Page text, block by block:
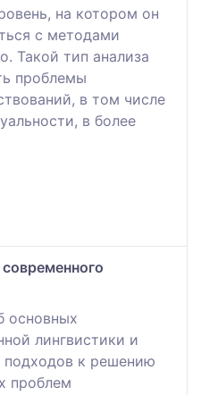
на котором он
с методами
Такой тип анализа
проблемы
в том числе
в более
основных
лингвистики и
подходов к решению
проблем